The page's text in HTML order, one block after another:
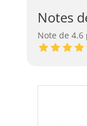
Notes
Note de